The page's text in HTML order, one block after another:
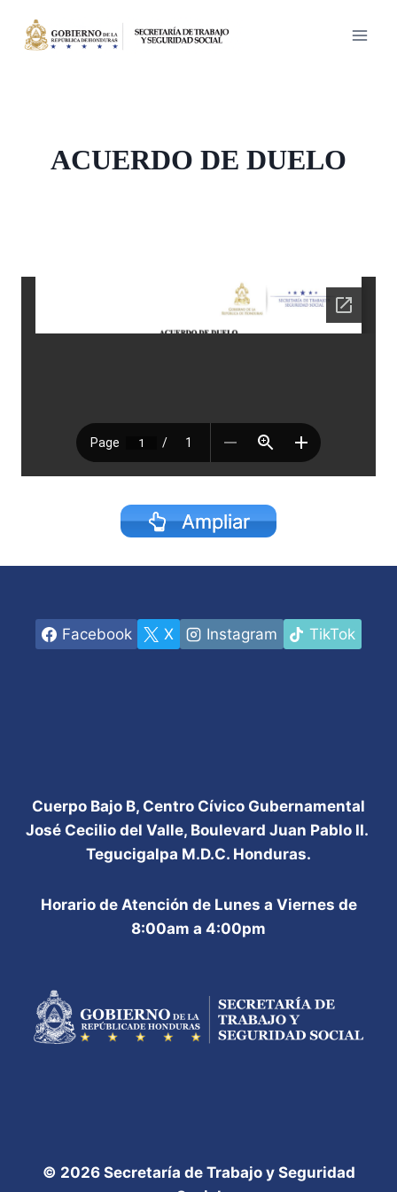
ACUERDO DE DUELO
Ampliar
Facebook X Instagram TikTok
Cuerpo Bajo B, Centro Cívico Gubernamental
José Cecilio del Valle, Boulevard Juan Pablo II.
Tegucigalpa M.D.C. Honduras.
Horario de Atención de Lunes a Viernes de
8:00am a 4:00pm
© 2026 Secretaría de Trabajo y Seguridad